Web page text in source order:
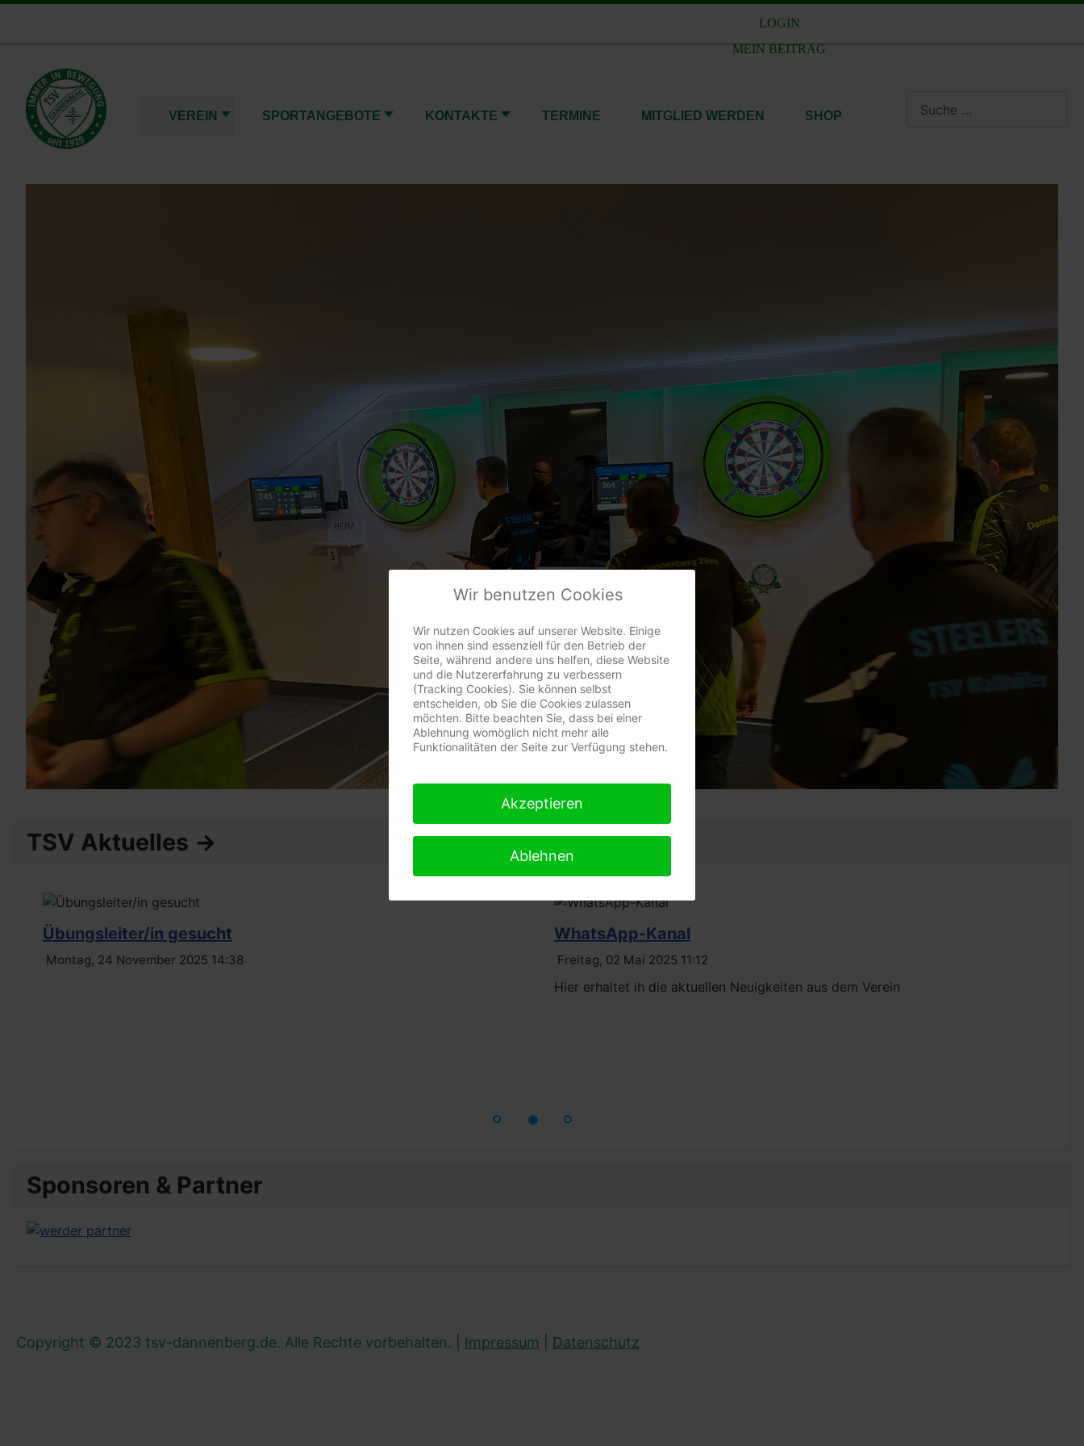
LOGIN
MEIN BEITRAG
VEREIN SPORTANGEBOTE KONTAKTE TERMINE MITGLIED WERDEN SHOP
TSV Aktuelles ->
Übungsleiter/in gesucht
Montag, 24 November 2025 14:38
WhatsApp-Kanal
Freitag, 02 Mai 2025 11:12
Hier erhaltet ih die aktuellen Neuigkeiten aus dem Verein
Sponsoren & Partner
Copyright © 2023 tsv-dannenberg.de. Alle Rechte vorbehalten. | Impressum Datenschutz
Wir benutzen Cookies
Wir nutzen Cookies auf unserer Website. Einige
von ihnen sind essenziell für den Betrieb der
Seite, während andere uns helfen, diese Website
und die Nutzererfahrung zu verbessern
(Tracking Cookies). Sie können selbst
entscheiden, ob Sie die Cookies zulassen
möchten. Bitte beachten Sie, dass bei einer
Ablehnung womöglich nicht mehr alle
Funktionalitäten der Seite zur Verfügung stehen.
Akzeptieren
Ablehnen